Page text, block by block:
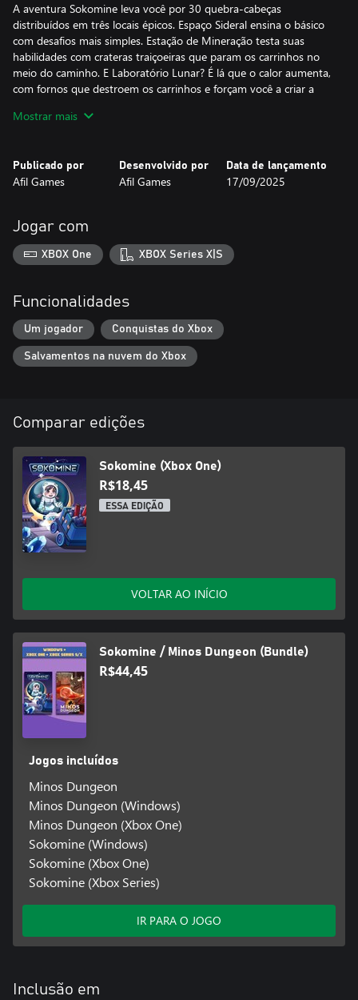
A aventura Sokomine leva você por 30 quebra-cabeças
distribuídos em três locais épicos. Espaço Sideral ensina o básico
com desafios mais simples. Estação de Mineração testa suas
habilidades com crateras traiçoeiras que param os carrinhos no
meio do caminho. E Laboratório Lunar? É lá que o calor aumenta,
com fornos que destroem os carrinhos e forçam você a criar a
Mostrar mais
Publicado por
Afil Games
Desenvolvido por
Afil Games
Data de lançamento
17/09/2025
Jogar com
XBOX One XBOX Series X|S
Funcionalidades
Um jogador Conquistas do Xbox
Salvamentos na nuvem do Xbox
Comparar edições
Sokomine (Xbox One)
R$18,45
ESSA EDIÇÃO
VOLTAR AO INÍCIO
Sokomine / Minos Dungeon (Bundle)
R$44,45
Jogos incluídos
Minos Dungeon
Minos Dungeon (Windows)
Minos Dungeon (Xbox One)
Sokomine (Windows)
Sokomine (Xbox One)
Sokomine (Xbox Series)
IR PARA O JOGO
Inclusão em